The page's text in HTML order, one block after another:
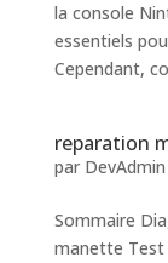
la console
essentiels
Cependant,
reparation
par DevAdmin
Sommaire
manette Test